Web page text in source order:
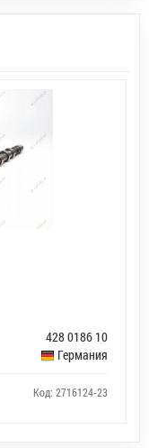
428 0186 10
Германия
Код: 2716124-23